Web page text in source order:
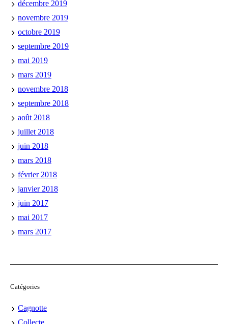
décembre 2019
novembre 2019
octobre 2019
septembre 2019
mai 2019
mars 2019
novembre 2018
septembre 2018
août 2018
juillet 2018
juin 2018
mars 2018
février 2018
janvier 2018
juin 2017
mai 2017
mars 2017
Catégories
Cagnotte